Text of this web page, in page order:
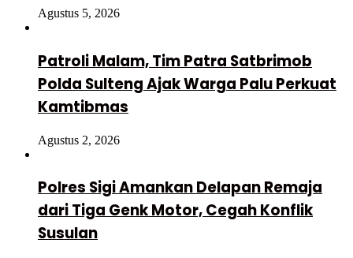
Agustus 5, 2026
Patroli Malam, Tim Patra Satbrimob
Polda Sulteng Ajak Warga Palu Perkuat
Kamtibmas
Agustus 2, 2026
Polres Sigi Amankan Delapan Remaja
dari Tiga Genk Motor, Cegah Konflik
Susulan